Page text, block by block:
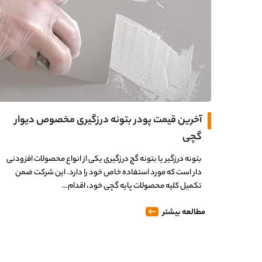
آخرین قیمت پودر بتونه درزگیری مخصوص دیوار
گچی
بتونه درزگیر یا بتونه گچ درزگیری یکی از انواع محصولات افزودنی
دار است که مورد استفاده خاص خود را دارد. این شرکت ضمن
تکمیل کلیه محصولات پایه گچی خود، اقدام…
مطالعه بیشتر